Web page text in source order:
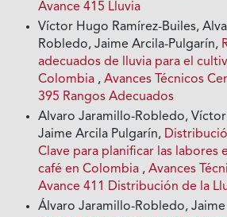
Avance 415 Lluvia
Víctor Hugo Ramírez-Builes,
Robledo, Jaime Arcila-Pulgarín,
adecuados de lluvia para el
Colombia ,Avances Técnicos
395 Rangos Adecuados
Alvaro Jaramillo-Robledo,
Jaime Arcila Pulgarín,
Clave para planificar las labores
café en Colombia ,Avances
Avance 411 Distribución de la
Álvaro Jaramillo-Robledo,